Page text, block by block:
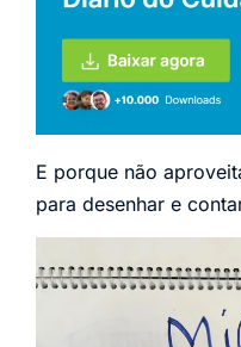
E porque não
para desenhar e